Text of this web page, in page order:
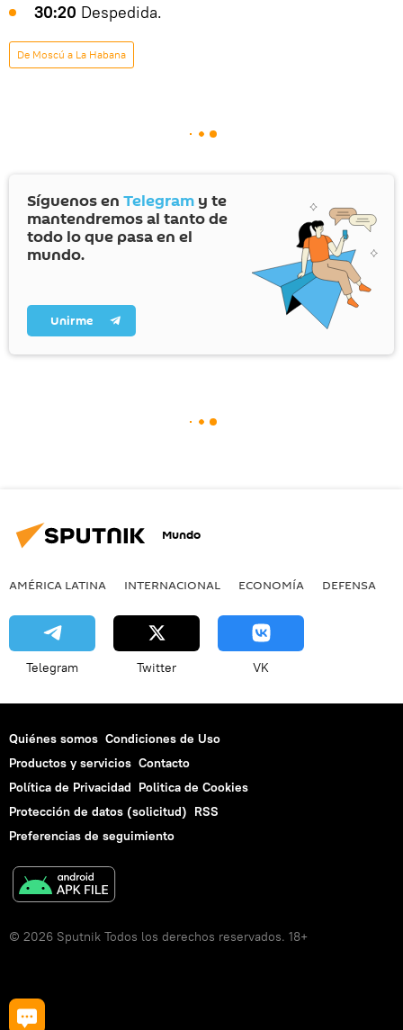
30:20 Despedida.
De Moscú a La Habana
Síguenos en Telegram y te
mantendremos al tanto de
todo lo que pasa en el
mundo.
Unirme
Mundo
AMÉRICA LATINA INTERNACIONAL ECONOMÍA DEFENSA
Telegram Twitter VK
Quiénes somos Condiciones de Uso
Productos y servicios Contacto
Política de Privacidad Politica de Cookies
Protección de datos (solicitud) RSS
Preferencias de seguimiento
© 2026 Sputnik Todos los derechos reservados. 18+